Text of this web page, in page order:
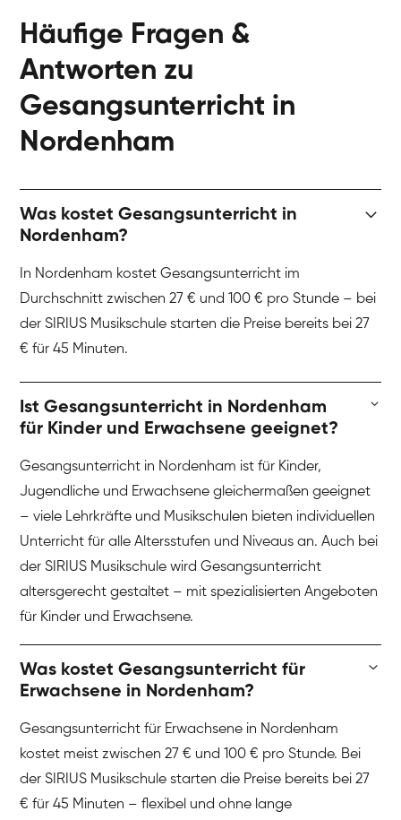
Häufige Fragen &
Antworten zu
Gesangsunterricht in
Nordenham
Was kostet Gesangsunterricht in
Nordenham?
In Nordenham kostet Gesangsunterricht im
Durchschnitt zwischen 27 € und 100 € pro Stunde – bei
der SIRIUS Musikschule starten die Preise bereits bei 27
€ für 45 Minuten.
Ist Gesangsunterricht in Nordenham
für Kinder und Erwachsene geeignet?
Gesangsunterricht in Nordenham ist für Kinder,
Jugendliche und Erwachsene gleichermaßen geeignet
– viele Lehrkräfte und Musikschulen bieten individuellen
Unterricht für alle Altersstufen und Niveaus an. Auch bei
der SIRIUS Musikschule wird Gesangsunterricht
altersgerecht gestaltet – mit spezialisierten Angeboten
für Kinder und Erwachsene.
Was kostet Gesangsunterricht für
Erwachsene in Nordenham?
Gesangsunterricht für Erwachsene in Nordenham
kostet meist zwischen 27 € und 100 € pro Stunde. Bei
der SIRIUS Musikschule starten die Preise bereits bei 27
€ für 45 Minuten – flexibel und ohne lange